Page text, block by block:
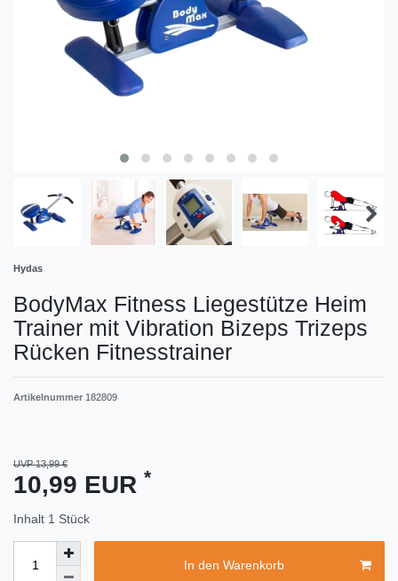
Hydas
BodyMax Fitness Liegestütze Heim
Trainer mit Vibration Bizeps Trizeps
Rücken Fitnesstrainer
Artikelnummer 182809
UVP 13,99 €
10,99 EUR *
Inhalt 1 Stück
In den Warenkorb